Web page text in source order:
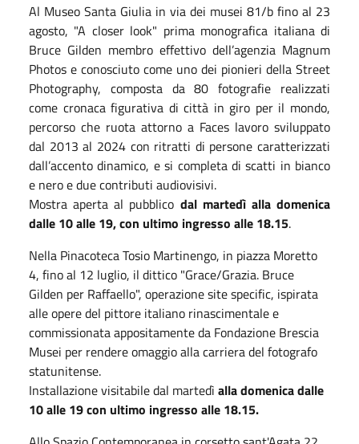
Al Museo Santa Giulia in via dei musei 81/b fino al 23
agosto, "A closer look" prima monografica italiana di
Bruce Gilden membro effettivo dell’agenzia Magnum
Photos e conosciuto come uno dei pionieri della Street
Photography, composta da 80 fotografie realizzati
come cronaca figurativa di città in giro per il mondo,
percorso che ruota attorno a Faces lavoro sviluppato
dal 2013 al 2024 con ritratti di persone caratterizzati
dall’accento dinamico, e si completa di scatti in bianco
e nero e due contributi audiovisivi.
Mostra aperta al pubblico dal martedì alla domenica
dalle 10 alle 19, con ultimo ingresso alle 18.15.
Nella Pinacoteca Tosio Martinengo, in piazza Moretto
4, fino al 12 luglio, il dittico "Grace/Grazia. Bruce
Gilden per Raffaello", operazione site specific, ispirata
alle opere del pittore italiano rinascimentale e
commissionata appositamente da Fondazione Brescia
Musei per rendere omaggio alla carriera del fotografo
statunitense.
Installazione visitabile dal martedì alla domenica dalle
10 alle 19 con ultimo ingresso alle 18.15.